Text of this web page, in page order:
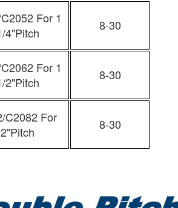
For 1
4"Pitch
8-30
For 1
2"Pitch
8-30
C2082 For
2"Pitch
8-30